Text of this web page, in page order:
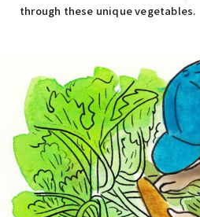
through these unique vegetables.